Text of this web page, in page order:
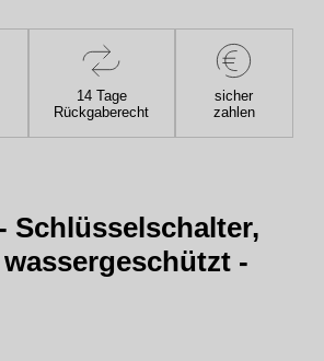
14 Tage
Rückgaberecht
sicher
zahlen
Schlüsselschalter,
-